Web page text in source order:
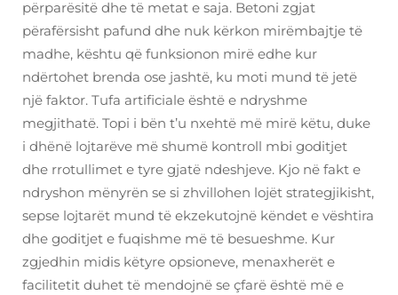
përparësitë dhe të metat e saja. Betoni zgjat
përafërsisht pafund dhe nuk kërkon mirëmbajtje të
madhe, kështu që funksionon mirë edhe kur
ndërtohet brenda ose jashtë, ku moti mund të jetë
një faktor. Tufa artificiale është e ndryshme
megjithatë. Topi i bën t’u nxehtë më mirë këtu, duke
i dhënë lojtarëve më shumë kontroll mbi goditjet
dhe rrotullimet e tyre gjatë ndeshjeve. Kjo në fakt e
ndryshon mënyrën se si zhvillohen lojët strategjikisht,
sepse lojtarët mund të ekzekutojnë këndet e vështira
dhe goditjet e fuqishme më të besueshme. Kur
zgjedhin midis këtyre opsioneve, menaxherët e
facilitetit duhet të mendojnë se çfarë është më e